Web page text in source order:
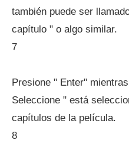
también puede ser
capítulo " o algo similar.
7
Presione " Enter"
Seleccione " está
capítulos de la película.
8